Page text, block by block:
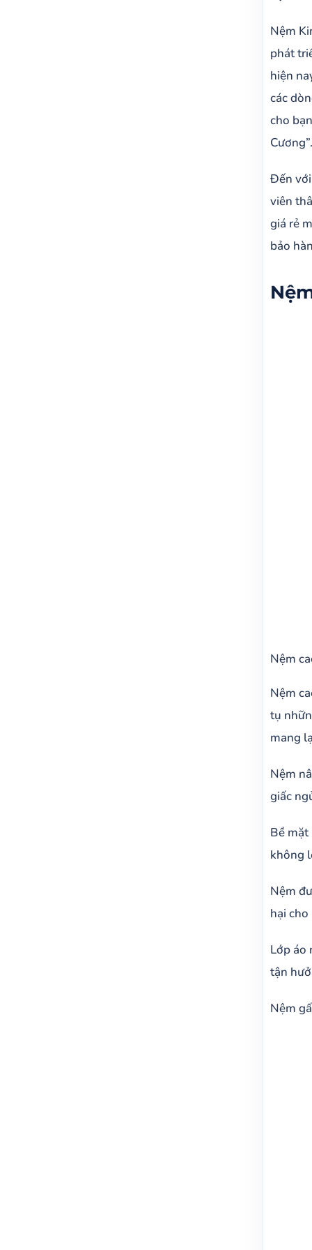
Nệm
phát
hiện
các
cho
Cương”.
Đến với
viên
giá rẻ
bảo
Nệm
Nệm
tụ
mang
Nệm
giấc
Bề
không
Nệm
hại
Lớp áo
tận
Nệm